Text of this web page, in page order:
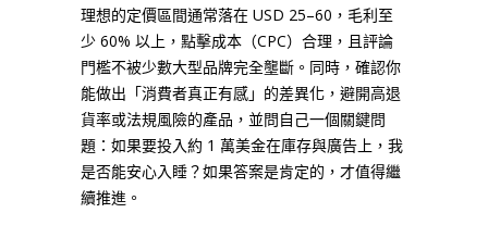
理想的定價區間通常落在 USD 25–60，毛利至
少 60% 以上，點擊成本（CPC）合理， 且評論
門檻不被少數大型品牌完全壟斷。同時，確認你
能做出「消費者真正有感」的差異化，避開高退
貨率或法規風險的產品， 並問自己一個關鍵問
題：如果要投入約 1 萬美金在庫存與廣告上，我
是否能安心入睡？如果答案是肯定的，才值得繼
續推進。